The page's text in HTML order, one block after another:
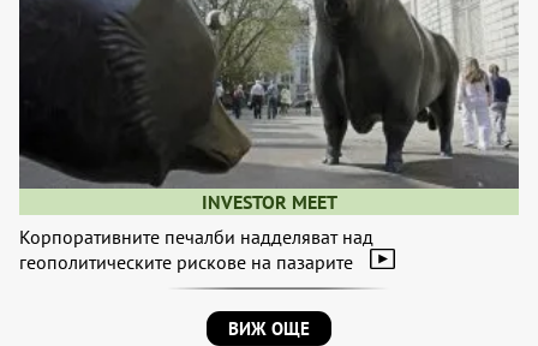
INVESTOR MEET
Корпоративните печалби надделяват над
геополитическите рискове на пазарите
ВИЖ ОЩЕ